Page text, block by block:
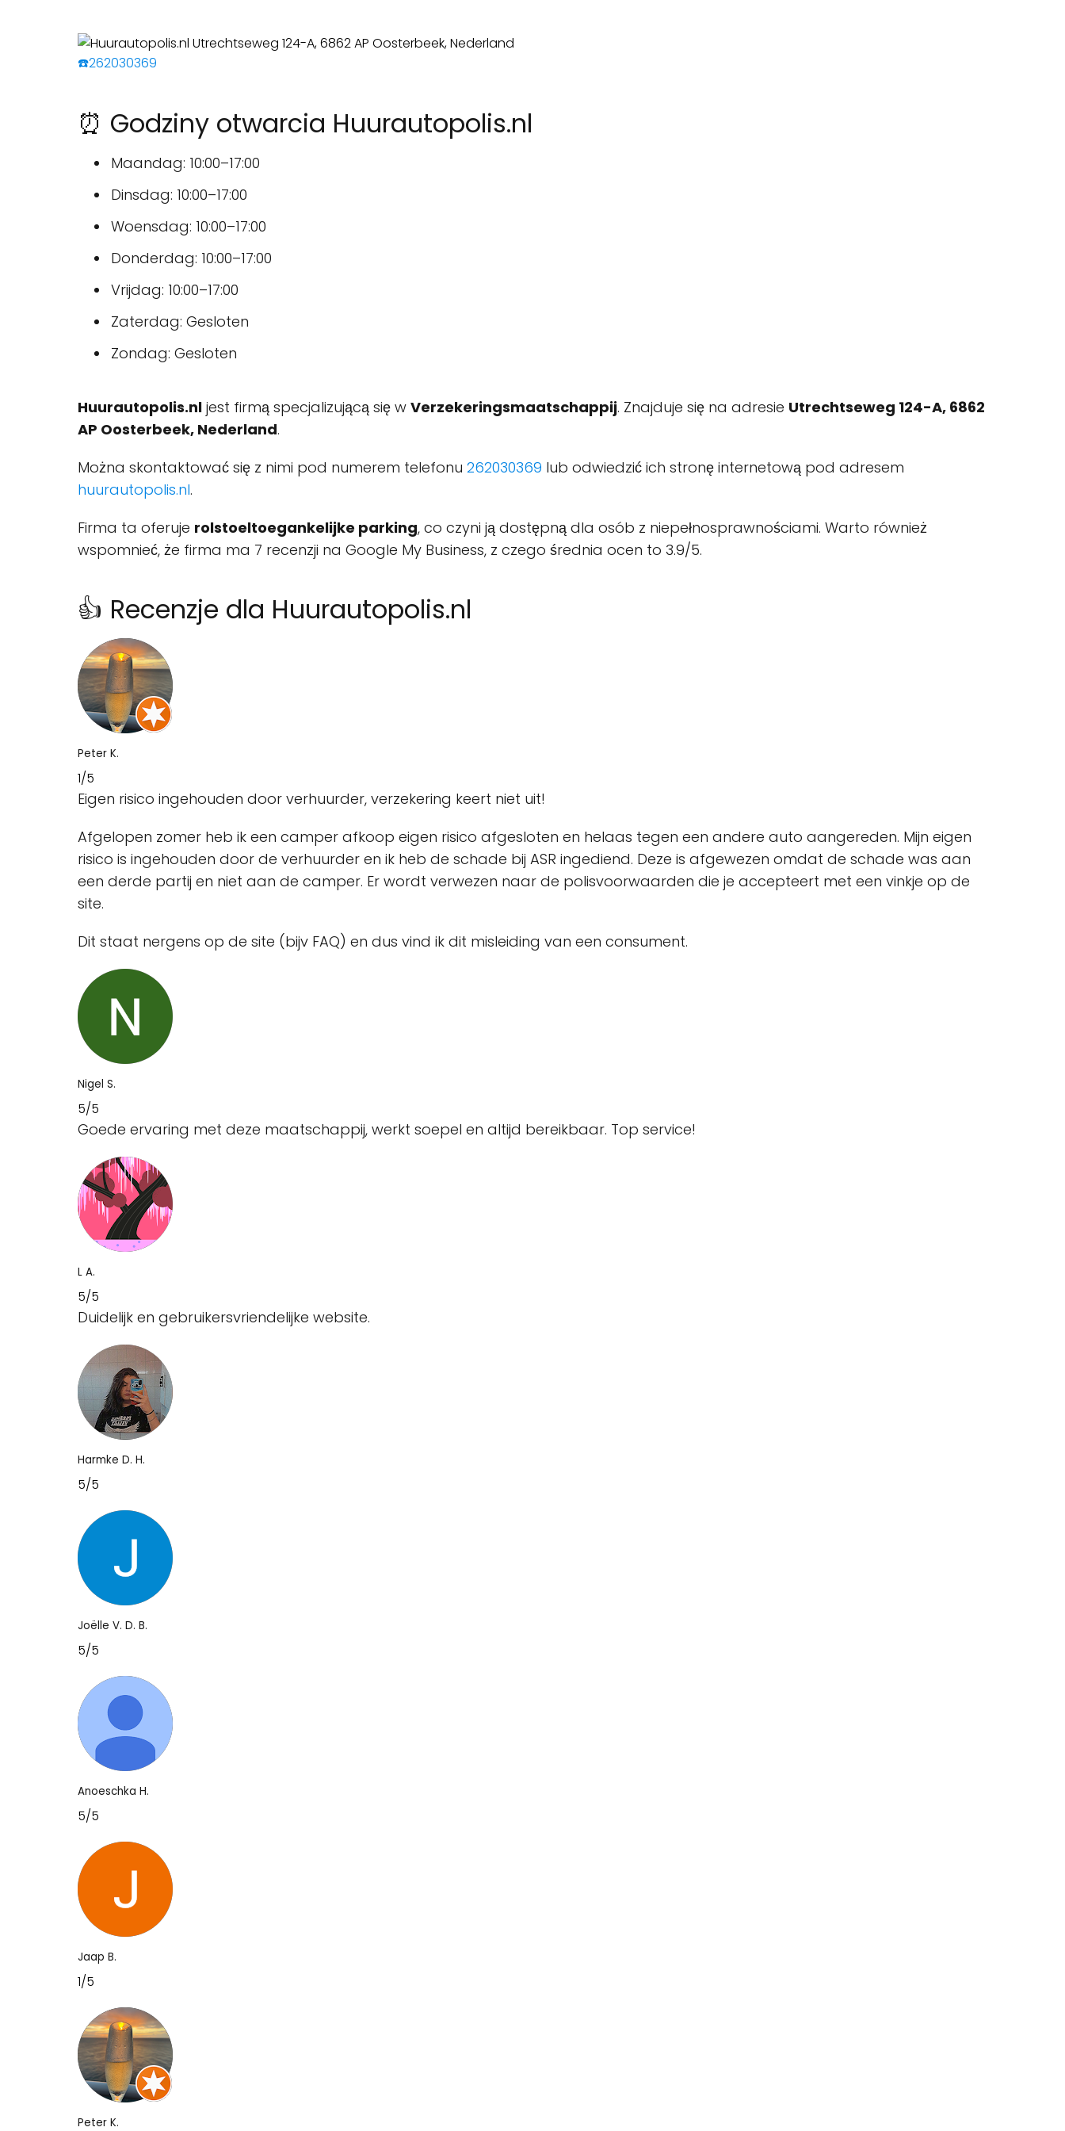
☎️262030369
⏰ Godziny otwarcia Huurautopolis.nl
Maandag: 10:00–17:00
Dinsdag: 10:00–17:00
Woensdag: 10:00–17:00
Donderdag: 10:00–17:00
Vrijdag: 10:00–17:00
Zaterdag: Gesloten
Zondag: Gesloten
Huurautopolis.nl jest firmą specjalizującą się w Verzekeringsmaatschappij. Znajduje się na adresie Utrechtseweg 124-A, 6862
AP Oosterbeek, Nederland.
Można skontaktować się z nimi pod numerem telefonu 262030369 lub odwiedzić ich stronę internetową pod adresem
huurautopolis.nl.
Firma ta oferuje rolstoeltoegankelijke parking, co czyni ją dostępną dla osób z niepełnosprawnościami. Warto również
wspomnieć, że firma ma 7 recenzji na Google My Business, z czego średnia ocen to 3.9/5.
👍 Recenzje dla Huurautopolis.nl
Peter K.
1/5
Eigen risico ingehouden door verhuurder, verzekering keert niet uit!
Afgelopen zomer heb ik een camper afkoop eigen risico afgesloten en helaas tegen een andere auto aangereden. Mijn eigen
risico is ingehouden door de verhuurder en ik heb de schade bij ASR ingediend. Deze is afgewezen omdat de schade was aan
een derde partij en niet aan de camper. Er wordt verwezen naar de polisvoorwaarden die je accepteert met een vinkje op de
site.
Dit staat nergens op de site (bijv FAQ) en dus vind ik dit misleiding van een consument.
Nigel S.
5/5
Goede ervaring met deze maatschappij, werkt soepel en altijd bereikbaar. Top service!
L A.
5/5
Duidelijk en gebruikersvriendelijke website.
Harmke D. H.
5/5
Joëlle V. D. B.
5/5
Anoeschka H.
5/5
Jaap B.
1/5
Peter K.